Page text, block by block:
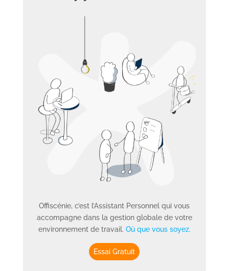
Offiscénie, c’est l’Assistant Personnel qui vous
accompagne dans la gestion globale de votre
environnement de travail. Où que vous soyez.
Essai Gratuit